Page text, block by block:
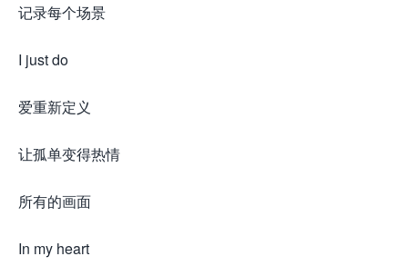
记录每个场景
I just do
爱重新定义
让孤单变得热情
所有的画面
In my heart